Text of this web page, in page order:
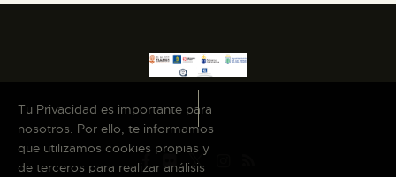
Tu Privacidad es importante para
nosotros. Por ello, te informamos
que utilizamos cookies propias y
de terceros para realizar análisis